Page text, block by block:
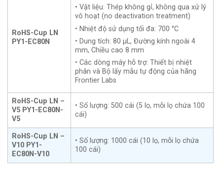
RoHS-Cup LN
PY1-EC80N
• Vật liệu: Thép không gỉ, không qua xử lý
vô hoạt (no deactivation treatment)
• Nhiệt độ sử dụng tối đa: 700 °C
• Dung tích: 80 µL, Đường kính ngoài 4
mm, Chiều cao 8 mm
• Các dòng máy hỗ trợ: Thiết bị nhiệt
phân và Bộ lấy mẫu tự động của hãng
Frontier Labs
RoHS-Cup LN –
V5 PY1-EC80N-
V5
• Số lượng: 500 cái (5 lọ, mỗi lọ chứa 100
cái)
RoHS-Cup LN –
V10 PY1-
EC80N-V10
• Số lượng: 1000 cái (10 lọ, mỗi lọ chứa
100 cái)